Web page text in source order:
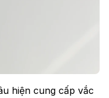
hiện cung cấp vắc